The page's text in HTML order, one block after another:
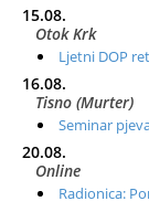
15.08.
Otok Krk
Ljetni DOP
16.08.
Tisno (Murter)
Seminar
20.08.
Online
Radionica: